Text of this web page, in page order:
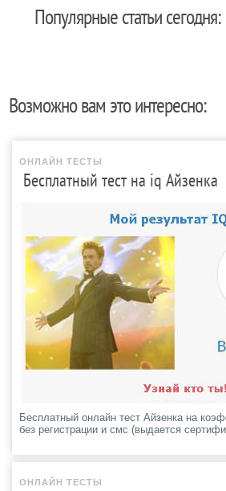
Популярные статьи сегодня:
Возможно вам это интересно:
ОНЛАЙН ТЕСТЫ
Бесплатный тест на iq Айзенка
Бесплатный онлайн тест Айзенка на
без регистрации и смс (выдается
ОНЛАЙН ТЕСТЫ